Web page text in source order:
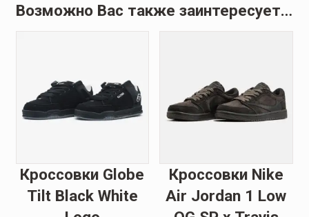
Возможно Вас также заинтересует…
Кроссовки Globe
Tilt Black White
Кроссовки Nike
Air Jordan 1 Low